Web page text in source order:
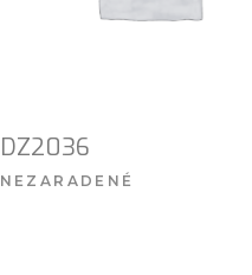
DZ2036
NEZARADENÉ